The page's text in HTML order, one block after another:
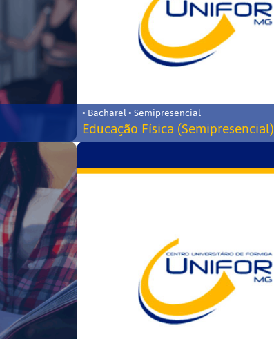
• Bacharel • Semipresencial
Educação Física (Semipresencial)